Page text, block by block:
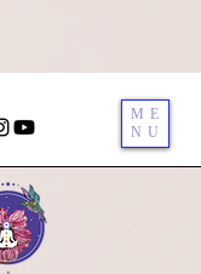
ME
NU